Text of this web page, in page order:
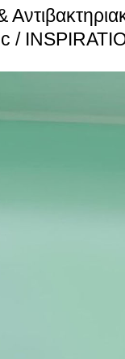
εγγύηση
CLASS 0 όταν αυτά
(έως & 20
βακτηρίων
την διάρκεια
απόδοση
/